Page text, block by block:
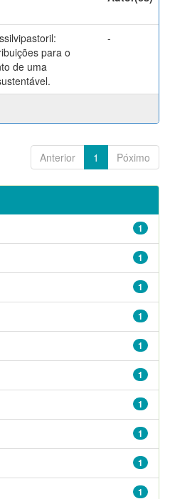
para o
de uma
-
Anterior 1 Póximo
1
1
1
1
1
1
1
1
1
1